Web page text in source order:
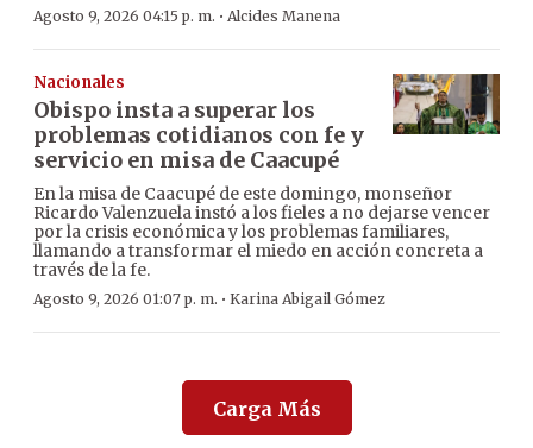
Agosto 9, 2026 04:15 p. m. · Alcides Manena
Nacionales
Obispo insta a superar los
problemas cotidianos con fe y
servicio en misa de Caacupé
En la misa de Caacupé de este domingo, monseñor
Ricardo Valenzuela instó a los fieles a no dejarse vencer
por la crisis económica y los problemas familiares,
llamando a transformar el miedo en acción concreta a
través de la fe.
Agosto 9, 2026 01:07 p. m. · Karina Abigail Gómez
Carga Más